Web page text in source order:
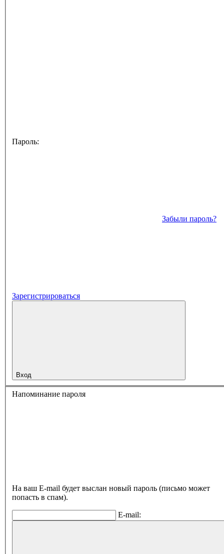
Пароль:
Забыли пароль?
Зарегистрироваться
Вход
Напоминание пароля
На ваш E-mail будет выслан новый пароль (письмо может
попасть в спам).
E-mail: